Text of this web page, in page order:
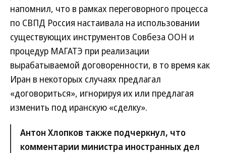
напомнил, что в рамках переговорного процесса
по СВПД Россия настаивала на использовании
существующих инструментов Совбеза ООН и
процедур МАГАТЭ при реализации
вырабатываемой договоренности, в то время как
Иран в некоторых случаях предлагал
«договориться», игнорируя их или предлагая
изменить под иранскую «сделку».
Антон Хлопков также подчеркнул, что
комментарии министра иностранных дел